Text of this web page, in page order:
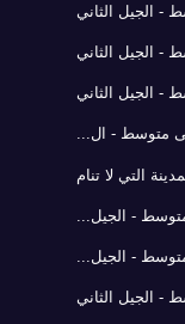
- الجيل الثاني
- الجيل الثاني
- الجيل الثاني
متوسط - ال...
التي لا تنام
- الجيل...
- الجيل...
الجيل الثاني